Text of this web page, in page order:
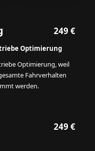
249 €
Optimierung
Optimierung, weil
Fahrverhalten
werden.
249 €